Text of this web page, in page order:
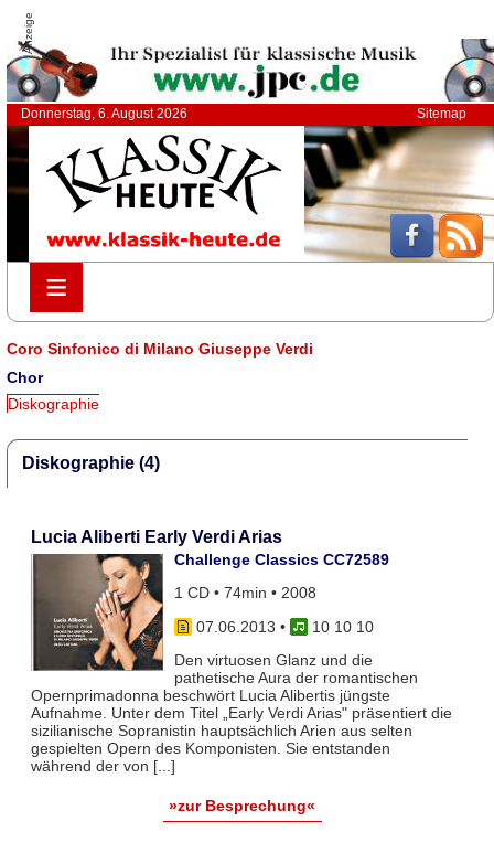
Anzeige
Donnerstag, 6. August 2026 Sitemap
≡
≡
Coro Sinfonico di Milano Giuseppe Verdi
Chor
Diskographie
Diskographie (4)
Lucia Aliberti Early Verdi Arias
Challenge Classics CC72589
1 CD • 74min • 2008
07.06.2013 •
10 10 10
Den virtuosen Glanz und die
pathetische Aura der romantischen
Opernprimadonna beschwört Lucia Alibertis jüngste
Aufnahme. Unter dem Titel „Early Verdi Arias" präsentiert die
sizilianische Sopranistin hauptsächlich Arien aus selten
gespielten Opern des Komponisten. Sie entstanden
während der von [...]
»zur Besprechung«